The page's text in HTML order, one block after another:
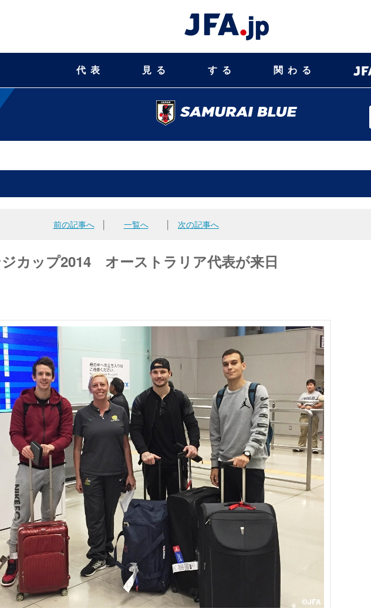
代表 見る する 関わる
前の記事へ│ 一覧へ 次の記事へ
カップ2014 オーストラリア代表が来日